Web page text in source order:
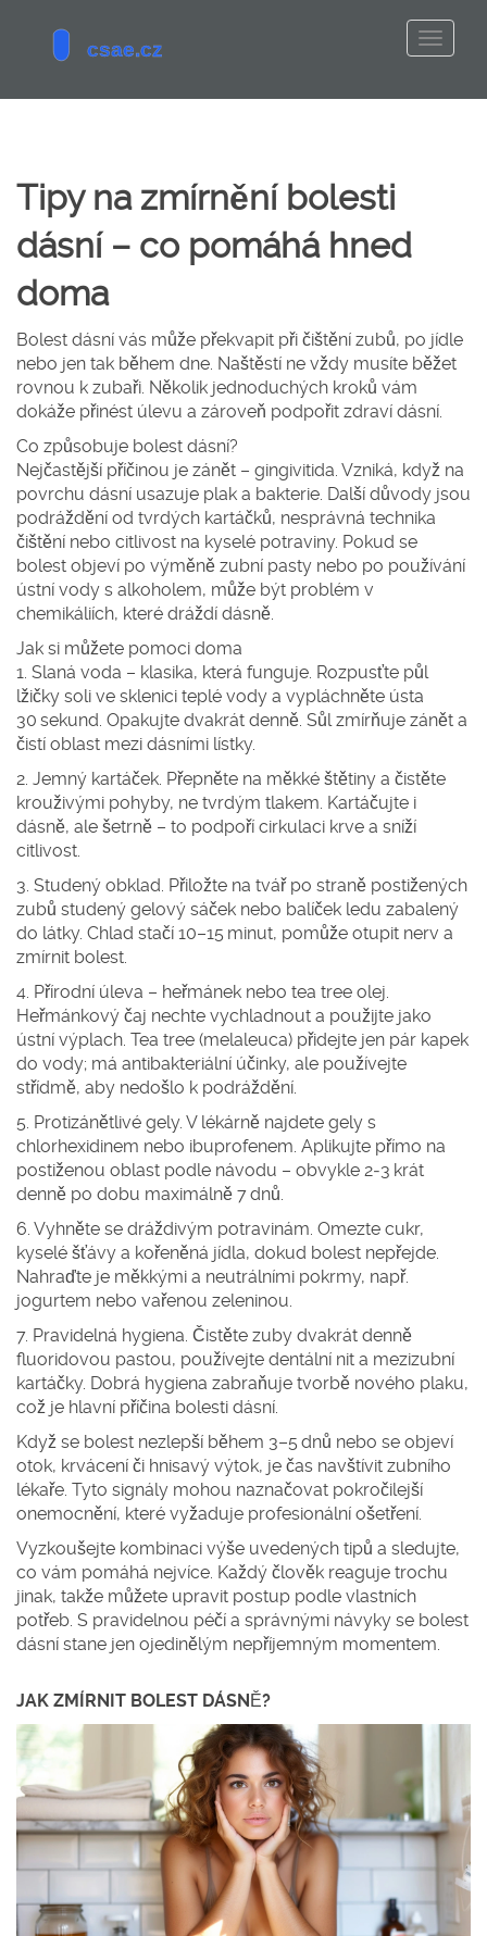
Tipy na zmírnění bolesti
dásní – co pomáhá hned
doma
Bolest dásní vás může překvapit při čištění zubů, po jídle
nebo jen tak během dne. Naštěstí ne vždy musíte běžet
rovnou k zubaři. Několik jednoduchých kroků vám
dokáže přinést úlevu a zároveň podpořit zdraví dásní.
Co způsobuje bolest dásní?
Nejčastější příčinou je zánět – gingivitida. Vzniká, když na
povrchu dásní usazuje plak a bakterie. Další důvody jsou
podráždění od tvrdých kartáčků, nesprávná technika
čištění nebo citlivost na kyselé potraviny. Pokud se
bolest objeví po výměně zubní pasty nebo po používání
ústní vody s alkoholem, může být problém v
chemikáliích, které dráždí dásně.
Jak si můžete pomoci doma
1. Slaná voda – klasika, která funguje. Rozpusťte půl
lžičky soli ve sklenici teplé vody a vypláchněte ústa
30 sekund. Opakujte dvakrát denně. Sůl zmírňuje zánět a
čistí oblast mezi dásními lístky.
2. Jemný kartáček. Přepněte na měkké štětiny a čistěte
krouživými pohyby, ne tvrdým tlakem. Kartáčujte i
dásně, ale šetrně – to podpoří cirkulaci krve a sníží
citlivost.
3. Studený obklad. Přiložte na tvář po straně postižených
zubů studený gelový sáček nebo balíček ledu zabalený
do látky. Chlad stačí 10–15 minut, pomůže otupit nerv a
zmírnit bolest.
4. Přírodní úleva – heřmánek nebo tea tree olej.
Heřmánkový čaj nechte vychladnout a použijte jako
ústní výplach. Tea tree (melaleuca) přidejte jen pár kapek
do vody; má antibakteriální účinky, ale používejte
střídmě, aby nedošlo k podráždění.
5. Protizánětlivé gely. V lékárně najdete gely s
chlorhexidinem nebo ibuprofenem. Aplikujte přímo na
postiženou oblast podle návodu – obvykle 2‑3 krát
denně po dobu maximálně 7 dnů.
6. Vyhněte se dráždivým potravinám. Omezte cukr,
kyselé šťávy a kořeněná jídla, dokud bolest nepřejde.
Nahraďte je měkkými a neutrálními pokrmy, např.
jogurtem nebo vařenou zeleninou.
7. Pravidelná hygiena. Čistěte zuby dvakrát denně
fluoridovou pastou, používejte dentální nit a mezizubní
kartáčky. Dobrá hygiena zabraňuje tvorbě nového plaku,
což je hlavní příčina bolesti dásní.
Když se bolest nezlepší během 3–5 dnů nebo se objeví
otok, krvácení či hnisavý výtok, je čas navštívit zubního
lékaře. Tyto signály mohou naznačovat pokročilejší
onemocnění, které vyžaduje profesionální ošetření.
Vyzkoušejte kombinaci výše uvedených tipů a sledujte,
co vám pomáhá nejvíce. Každý člověk reaguje trochu
jinak, takže můžete upravit postup podle vlastních
potřeb. S pravidelnou péčí a správnými návyky se bolest
dásní stane jen ojedinělým nepříjemným momentem.
JAK ZMÍRNIT BOLEST DÁSNĚ?